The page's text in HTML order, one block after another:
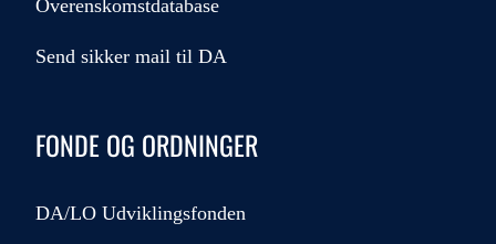
Overenskomstdatabase
Send sikker mail til DA
FONDE OG ORDNINGER
DA/LO Udviklingsfonden